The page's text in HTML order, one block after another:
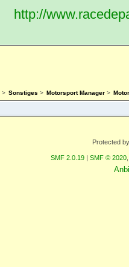
http://
> Sonstiges > Motorsport Manager >
Protected
SMF 2.0.19 | SMF © 2020